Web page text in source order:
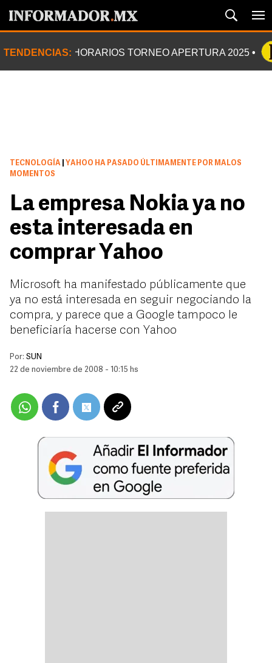
TENDENCIAS: HORARIOS TORNEO APERTURA 2025
TECNOLOGÍA
YAHOO HA PASADO ÚLTIMAMENTE POR MALOS
MOMENTOS
La empresa Nokia ya no
esta interesada en
comprar Yahoo
Microsoft ha manifestado públicamente que
ya no está interesada en seguir negociando la
compra, y parece que a Google tampoco le
beneficiaría hacerse con Yahoo
Por: SUN
22 de noviembre de 2008 - 10:15 hs